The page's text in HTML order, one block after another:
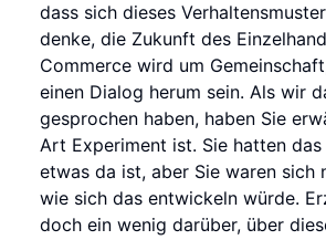
dass sich dieses
denke, die Zukunft des
Commerce wird um
einen Dialog herum sein. Als wir
gesprochen haben, haben Sie
Art Experiment ist. Sie hatten das
etwas da ist, aber Sie waren sich
wie sich das entwickeln würde.
doch ein wenig darüber, über